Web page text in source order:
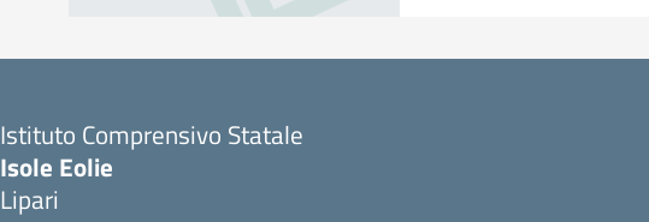
Istituto Comprensivo Statale
Isole Eolie
Lipari